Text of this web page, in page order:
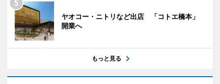
ヤオコー・ニトリなど出店 「コトエ橋本」
開業へ
もっと見る